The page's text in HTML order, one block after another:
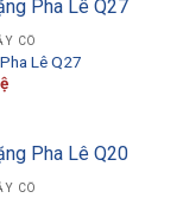
CÔ
Lê Q27
CÔ